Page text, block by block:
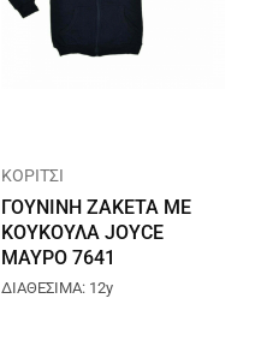
ΚΟΡΙΤΣΙ
ΓΟΥΝΙΝΗ ΖΑΚΕΤΑ ΜΕ
ΚΟΥΚΟΥΛΑ JOYCE
ΜΑΥΡΟ 7641
ΔΙΑΘΕΣΙΜΑ: 12y